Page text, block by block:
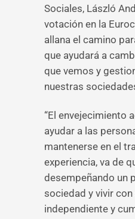
Sociales, László
votación en la
allana el camino
que ayudará a
que vemos y
nuestras
“El envejecimiento
ayudar a las
mantenerse en el
experiencia, va de
desempeñando un
sociedad y vivir con
independiente y